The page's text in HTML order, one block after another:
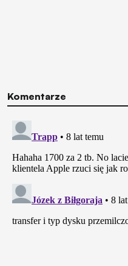
Komentarze